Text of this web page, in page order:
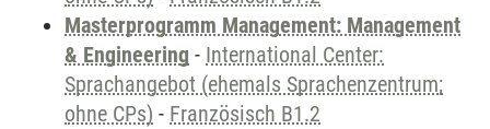
Masterprogramm Management: Management
& Engineering - International Center:
Sprachangebot (ehemals Sprachenzentrum;
ohne CPs) - Französisch B1.2